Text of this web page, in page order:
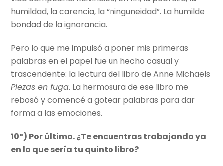
humildad, la carencia, la “ninguneidad”. La humilde
bondad de la ignorancia.
Pero lo que me impulsó a poner mis primeras
palabras en el papel fue un hecho casual y
trascendente: la lectura del libro de Anne Michaels
Piezas en fuga. La hermosura de ese libro me
rebosó y comencé a gotear palabras para dar
forma a las emociones.
10º) Por último. ¿Te encuentras trabajando ya
en lo que sería tu quinto libro?